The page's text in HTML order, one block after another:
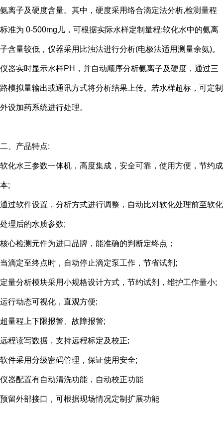
氨离子及硬度含量。其中，硬度采用络合滴定法分析,检测量程
标准为 0-500mg儿，可根据实际水样定制量程;软化水中的氨离
子含量较低，仪器采用比浊法进行分析(电极法适用测量余氨)。
仪器实时显示水样PH，并自动顺序分析氨离子及硬度，通过三
路模拟量输出或通讯方式将分析结果上传。若水样超标，可定制
外设加药系统进行处理。
二、产品特点:
软化水三参数一体机，高度集成，安全可靠，使用方便，节约成
本;
通过软件设置，分析方式进行调整，自动比对软化处理前至软化
处理后的水质参数;
核心检测元件为进口品牌，能准确的判断定终点；
当滴定至终点时，自动停止滴定泵工作，节省试剂;
定量分析模块采用小规格设计方式，节约试剂，维护工作量小;
运行动态可视化，直观方便;
超量程上下限报警、故障报警;
远程读写数据，支持远程标定及校正;
软件采用分级密码管理，保证使用安全;
仪器配置有自动清洗功能，自动校正功能
预留外部接口，可根据现场情况定制扩展功能